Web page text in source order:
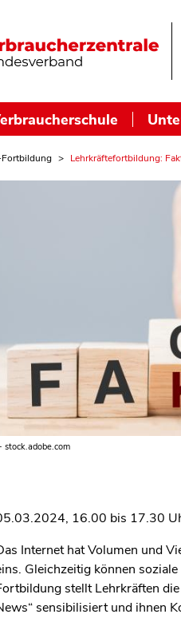
Lehrkräftefortbildung:
stock.adobe.com
16.00 bis 17.30
Internet hat Volumen und
Gleichzeitig können
stellt Lehrkräften
sensibilisiert und ihnen